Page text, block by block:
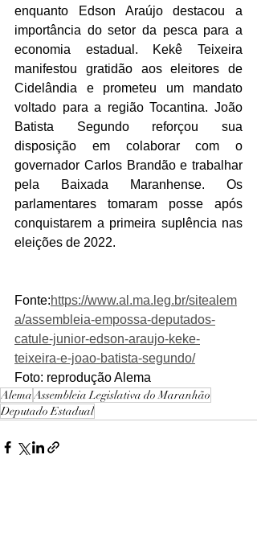
enquanto Edson Araújo destacou a
importância do setor da pesca para a
economia estadual. Kekê Teixeira
manifestou gratidão aos eleitores de
Cidelândia e prometeu um mandato
voltado para a região Tocantina. João
Batista Segundo reforçou sua
disposição em colaborar com o
governador Carlos Brandão e trabalhar
pela Baixada Maranhense. Os
parlamentares tomaram posse após
conquistarem a primeira suplência nas
eleições de 2022.
Fonte:https://www.al.ma.leg.br/sitealem
a/assembleia-empossa-deputados-
catule-junior-edson-araujo-keke-
teixeira-e-joao-batista-segundo/
Foto: reprodução Alema
AlemaAssembleia Legislativa do Maranhão
Deputado Estadual